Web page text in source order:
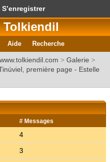
S’enregistrer
Tolkiendil
Aide Recherche
> Galerie >
première page - Estelle
# Messages
4
3